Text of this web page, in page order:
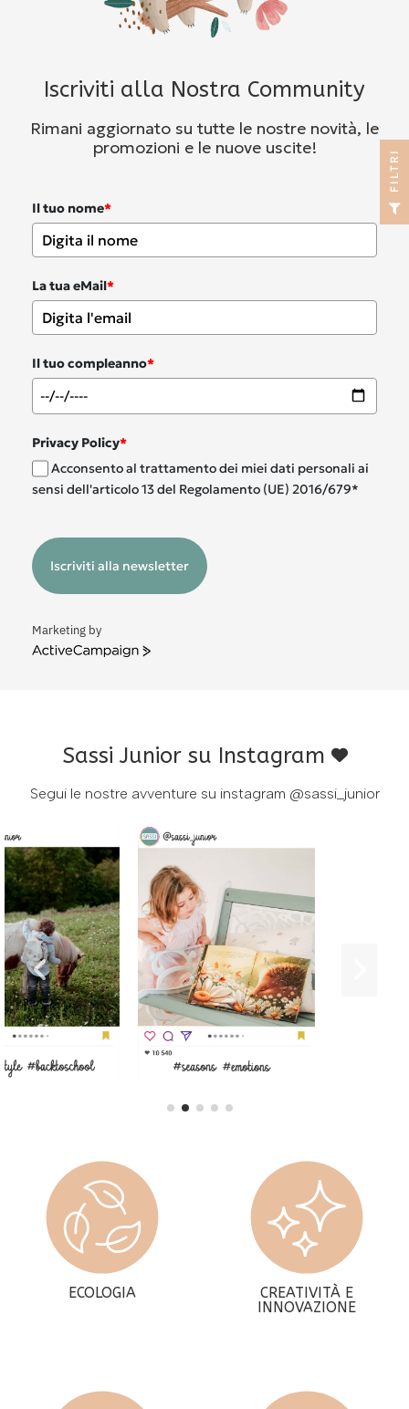
Iscriviti alla Nostra Community
Rimani aggiornato su tutte le nostre novità, le
promozioni e le nuove uscite!
Il tuo nome*
La tua eMail*
Il tuo compleanno*
Privacy Policy*
Acconsento al trattamento dei miei dati personali ai
sensi dell'articolo 13 del Regolamento (UE) 2016/679*
Iscriviti alla newsletter
Marketing by
ActiveCampaign
Sassi Junior su Instagram
Segui le nostre avventure su instagram @sassi_junior
ECOLOGIA
CREATIVITÀ E
INNOVAZIONE
I